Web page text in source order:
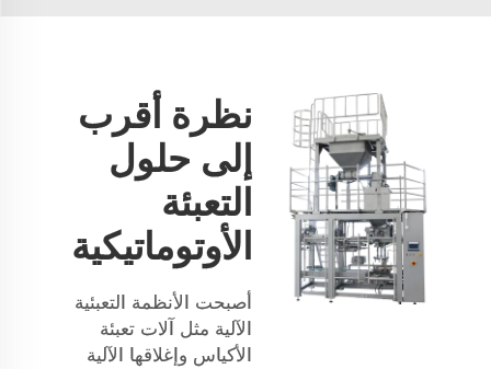
نظرة أقرب
إلى حلول
التعبئة
الأوتوماتيكية
أصبحت الأنظمة التعبئية
الآلية مثل آلات تعبئة
الأكياس وإغلاقها الآلية